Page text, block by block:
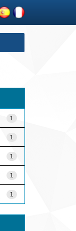
1
1
1
1
1